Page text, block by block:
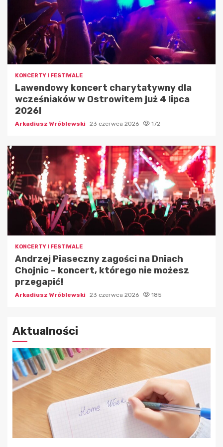
KONCERTY I FESTIWALE
Lawendowy koncert charytatywny dla
wcześniaków w Ostrowitem już 4 lipca
2026!
Arkadiusz Wróblewski 23 czerwca 2026 172
KONCERTY I FESTIWALE
Andrzej Piaseczny zagości na Dniach
Chojnic – koncert, którego nie możesz
przegapić!
Arkadiusz Wróblewski 23 czerwca 2026 185
Aktualności